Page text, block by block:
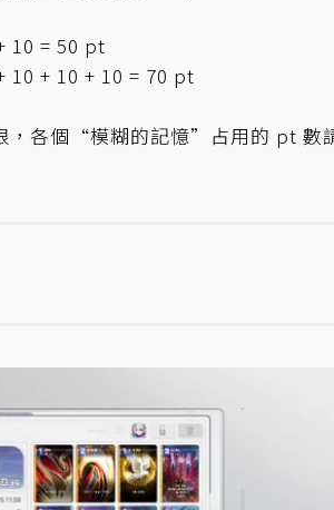
10 = 50 pt
10 + 10 + 10 = 70 pt
，各個“模糊的記憶”占用的 pt 數